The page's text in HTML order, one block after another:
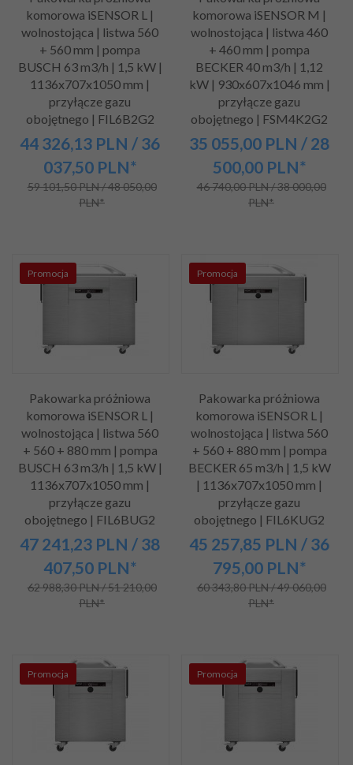
komorowa iSENSOR L |
wolnostojąca | listwa 560
+ 560 mm | pompa
BUSCH 63 m3/h | 1,5 kW |
1136x707x1050 mm |
przyłącze gazu
obojętnego | FIL6B2G2
44 326,13 PLN / 36
037,50 PLN*
59 101,50 PLN / 48 050,00
PLN*
komorowa iSENSOR M |
wolnostojąca | listwa 460
+ 460 mm | pompa
BECKER 40 m3/h | 1,12
kW | 930x607x1046 mm |
przyłącze gazu
obojętnego | FSM4K2G2
35 055,00 PLN / 28
500,00 PLN*
46 740,00 PLN / 38 000,00
PLN*
Promocja
Pakowarka próżniowa
komorowa iSENSOR L |
wolnostojąca | listwa 560
+ 560 + 880 mm | pompa
BUSCH 63 m3/h | 1,5 kW |
1136x707x1050 mm |
przyłącze gazu
obojętnego | FIL6BUG2
47 241,23 PLN / 38
407,50 PLN*
62 988,30 PLN / 51 210,00
PLN*
Promocja
Pakowarka próżniowa
komorowa iSENSOR L |
wolnostojąca | listwa 560
+ 560 + 880 mm | pompa
BECKER 65 m3/h | 1,5 kW
| 1136x707x1050 mm |
przyłącze gazu
obojętnego | FIL6KUG2
45 257,85 PLN / 36
795,00 PLN*
60 343,80 PLN / 49 060,00
PLN*
Promocja Promocja